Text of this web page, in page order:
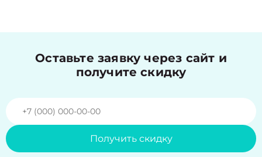
Оставьте заявку через сайт и
получите скидку
Получить скидку